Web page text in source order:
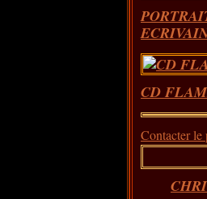
CD
Contacter